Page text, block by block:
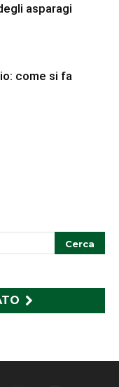
asparagi
come si fa